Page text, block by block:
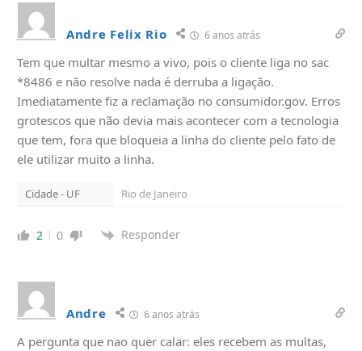
Andre Felix Rio 6 anos atrás
Tem que multar mesmo a vivo, pois o cliente liga no sac
*8486 e não resolve nada é derruba a ligação.
Imediatamente fiz a reclamação no consumidor.gov. Erros
grotescos que não devia mais acontecer com a tecnologia
que tem, fora que bloqueia a linha do cliente pelo fato de
ele utilizar muito a linha.
Cidade - UF Rio de Janeiro
2 0 Responder
Andre 6 anos atrás
A pergunta que nao quer calar: eles recebem as multas,